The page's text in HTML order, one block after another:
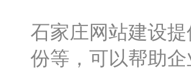
石家庄网站建设
份等，可以帮助